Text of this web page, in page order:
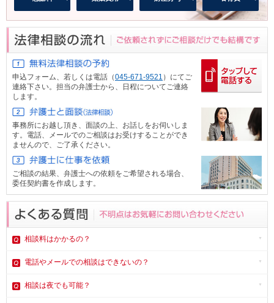
申込フォーム、 若しくは電話（045-671-9521 ）にてご
連絡下さい。担当の弁護士から、日程についてご連絡
します。
事務所にお越し頂き、面談の上、お話しをお伺いしま
す。電話、メールでのご相談はお受けすることができ
ませんので、ご了承ください。
ご相談の結果、弁護士への依頼をご希望される場合、
委任契約書を作成します。
相談料はかかるの？
電話やメールでの相談はできないの？
相談は夜でも可能？